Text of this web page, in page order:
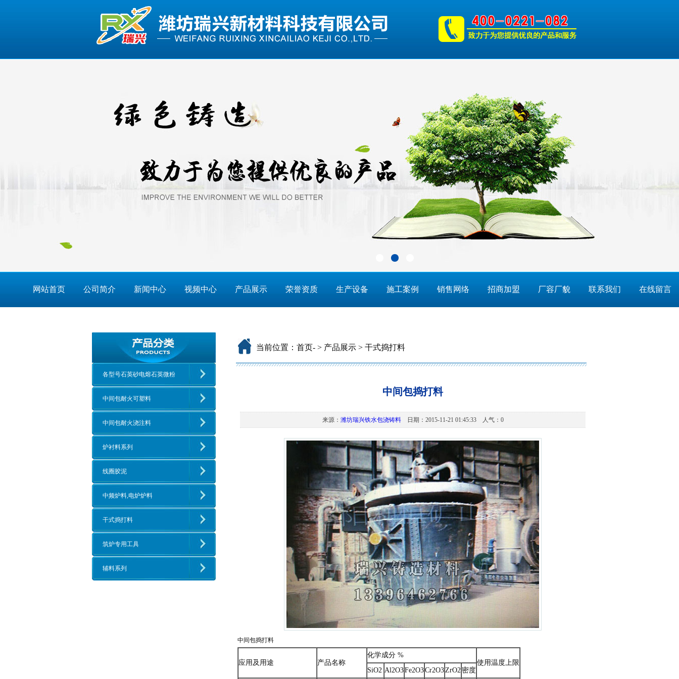
网站首页 公司简介 新闻中心 视频中心 产品展示 荣誉资质 生产设备 施工案例 销售网络 招商加盟 厂容厂貌 联系我们 在线留言
各型号石英砂电熔石英微粉
中间包耐火可塑料
中间包耐火浇注料
炉衬料系列
线圈胶泥
中频炉料,电炉炉料
干式捣打料
筑炉专用工具
辅料系列
当前位置： 首页- > 产品展示 > 干式捣打料
中间包捣打料
来源： 潍坊瑞兴铁水包浇铸料日期：2015-11-21 01:45:33 人气： 0
中间包捣打料
应用及用途 产品名称
化学成分 %
使用温度上限
SiO2 Al2O3Fe2O3Cr2O3ZrO2 密度